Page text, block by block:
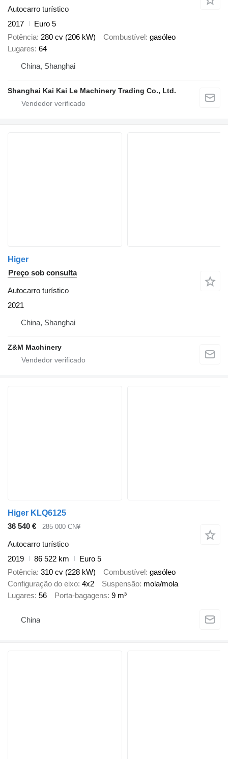
Autocarro turístico
2017
Euro 5
Potência 280 cv (206 kW) Combustível gasóleo
Lugares 64
China, Shanghai
Shanghai Kai Kai Le Machinery Trading Co., Ltd.
Higer
Preço sob consulta
Autocarro turístico
2021
China, Shanghai
Z&M Machinery
Higer KLQ6125
36 540 €
285 000 CN¥
Autocarro turístico
2019
86 522 km
Euro 5
Potência 310 cv (228 kW) Combustível gasóleo
Configuração do eixo 4x2 Suspensão mola/mola
Lugares 56 Porta-bagagens 9 m³
China